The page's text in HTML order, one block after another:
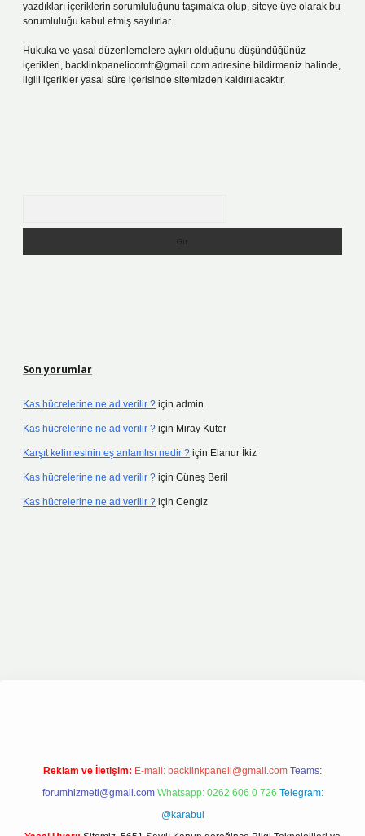
yazdıkları içeriklerin sorumluluğunu taşımakta olup, siteye üye olarak bu
sorumluluğu kabul etmiş sayılırlar.
Hukuka ve yasal düzenlemelere aykırı olduğunu düşündüğünüz
içerikleri, backlinkpanelicomtr@gmail.com adresine bildirmeniz halinde,
ilgili içerikler yasal süre içerisinde sitemizden kaldırılacaktır.
Son yorumlar
Kas hücrelerine ne ad verilir ? için admin
Kas hücrelerine ne ad verilir ? için Miray Kuter
Karşıt kelimesinin eş anlamlısı nedir ? için Elanur İkiz
Kas hücrelerine ne ad verilir ? için Güneş Beril
Kas hücrelerine ne ad verilir ? için Cengiz
Reklam ve İletişim: E-mail: backlinkpaneli@gmail.com Teams:
forumhizmeti@gmail.com Whatsapp: 0262 606 0 726 Telegram:
@karabul